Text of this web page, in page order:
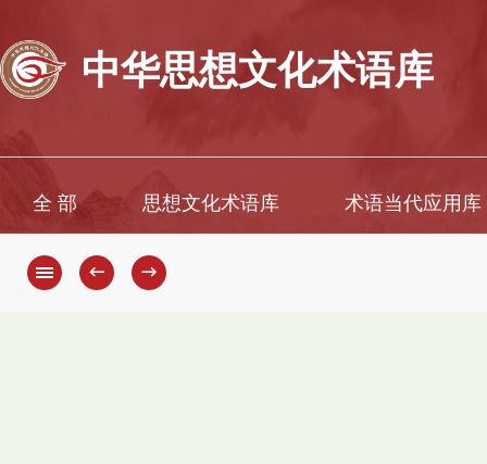
中华思想文化术语库
全 部 思想文化术语库 术语当代应用库
← →